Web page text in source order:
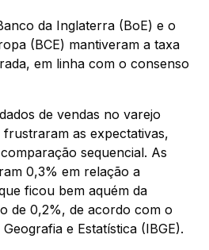
da Inglaterra (BoE) e o
(BCE) mantiveram a taxa
em linha com o consenso
de vendas no varejo
as expectativas,
sequencial. As
0,3% em relação a
ficou bem aquém da
de 0,2%, de acordo com o
e Estatística (IBGE).